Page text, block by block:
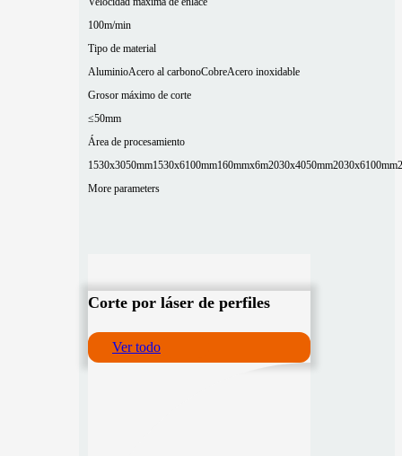
100m/min
Tipo de material
AluminioAcero al carbonoCobreAcero inoxidable
Grosor máximo de corte
≤50mm
Área de procesamiento
1530x3050mm1530x6100mm160mmx6m2030x4050mm2030x6100mm
More parameters
Corte por láser de perfiles
Ver todo